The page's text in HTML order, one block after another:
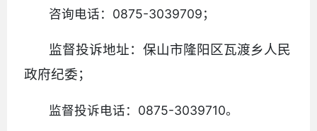
咨询电话：0875-3039709；
监督投诉地址：保山市隆阳区瓦渡乡人民
政府纪委；
监督投诉电话：0875-3039710。